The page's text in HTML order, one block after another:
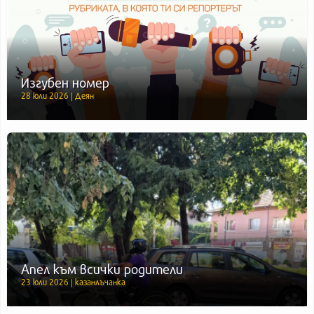
Изгубен номер
28 юли 2026 | Деян
Апел към всички родители
23 юли 2026 | казанлъчанка